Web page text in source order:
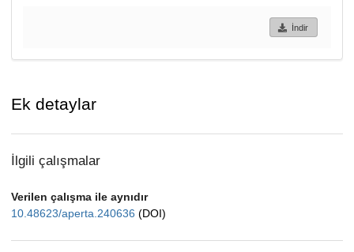
İndir
Ek detaylar
İlgili çalışmalar
Verilen çalışma ile aynıdır
10.48623/aperta.240636 (DOI)